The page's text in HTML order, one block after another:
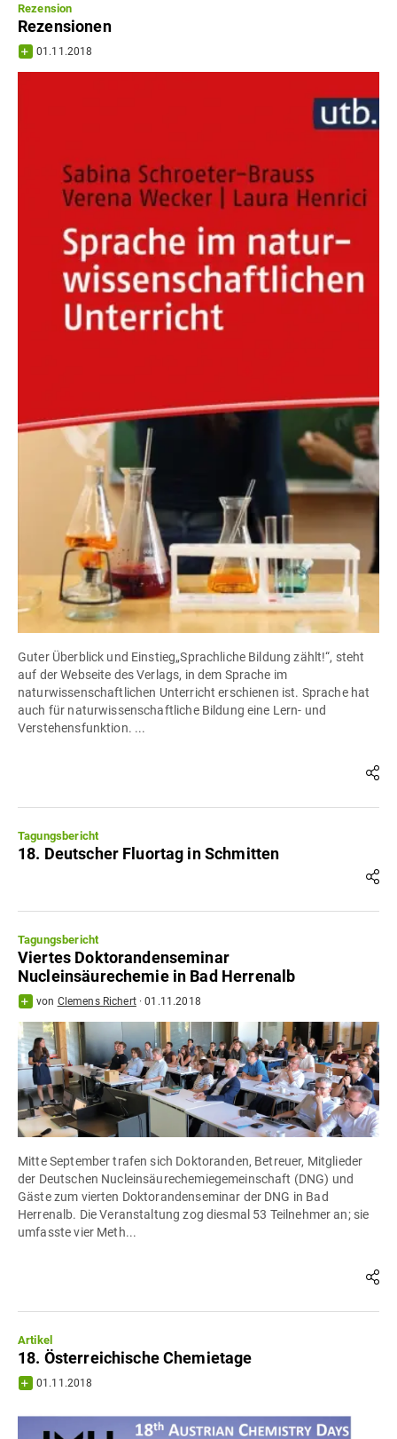
Rezension
Rezensionen
01.11.2018
Guter Überblick und Einstieg„Sprachliche Bildung zählt!“, steht
auf der Webseite des Verlags, in dem Sprache im
naturwissenschaftlichen Unterricht erschienen ist. Sprache hat
auch für naturwissenschaftliche Bildung eine Lern- und
Verstehensfunktion. ...
Tagungsbericht
18. Deutscher Fluortag in Schmitten
Tagungsbericht
Viertes Doktorandenseminar
Nucleinsäurechemie in Bad Herrenalb
von Clemens Richert·01.11.2018
Mitte September trafen sich Doktoranden, Betreuer, Mitglieder
der Deutschen Nucleinsäurechemiegemeinschaft (DNG) und
Gäste zum vierten Doktorandenseminar der DNG in Bad
Herrenalb. Die Veranstaltung zog diesmal 53 Teilnehmer an; sie
umfasste vier Meth...
Artikel
18. Österreichische Chemietage
01.11.2018